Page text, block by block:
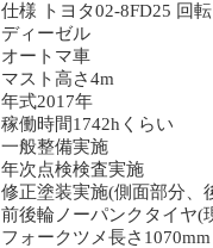
仕様 トヨタ02-8FD25 回
ディーゼル
オートマ車
マスト高さ4m
年式2017年
稼働時間1742hくらい
一般整備実施
年次点検検査実施
修正塗装実施(側面部分、
前後輪ノーパンクタイヤ(
フォークツメ長さ1070mm